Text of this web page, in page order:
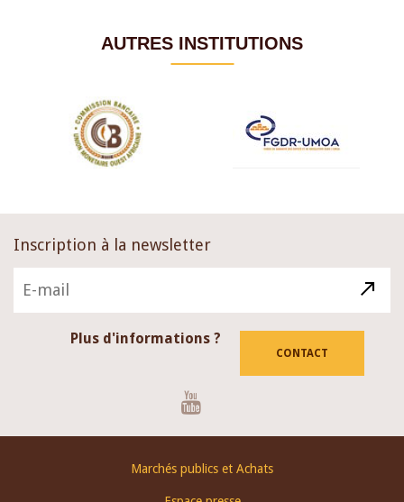
AUTRES INSTITUTIONS
Inscription à la newsletter
Plus d'informations ?
CONTACT
Marchés publics et Achats